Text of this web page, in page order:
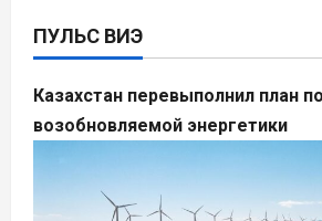
ПУЛЬС ВИЭ
Казахстан перевыполнил план
возобновляемой энергетики